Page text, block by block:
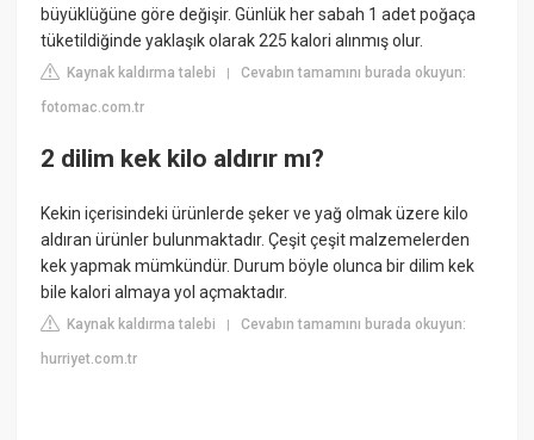
büyüklüğüne göre değişir. Günlük her sabah 1 adet poğaça
tüketildiğinde yaklaşık olarak 225 kalori alınmış olur.
Kaynak kaldırma talebi |Cevabın tamamını burada okuyun:
fotomac.com.tr
2 dilim kek kilo aldırır mı?
Kekin içerisindeki ürünlerde şeker ve yağ olmak üzere kilo
aldıran ürünler bulunmaktadır. Çeşit çeşit malzemelerden
kek yapmak mümkündür. Durum böyle olunca bir dilim kek
bile kalori almaya yol açmaktadır.
Kaynak kaldırma talebi |Cevabın tamamını burada okuyun:
hurriyet.com.tr